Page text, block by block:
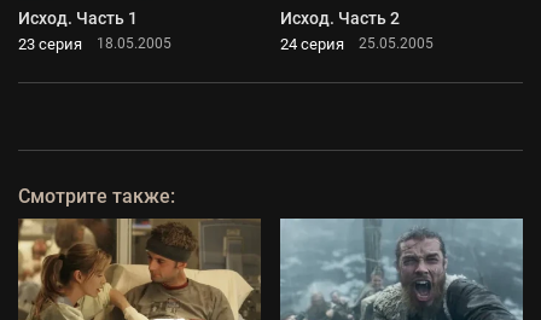
Исход. Часть 1
23 серия 18.05.2005
Исход. Часть 2
24 серия 25.05.2005
Смотрите также: